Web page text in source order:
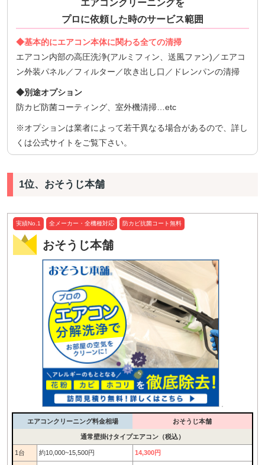
エアコンクリーニングを
プロに依頼した時のサービス範囲
◆基本的にエアコン本体に関わる全ての清掃
エアコン内部の高圧洗浄(アルミフィン、送風ファン)／エアコ
ン外装パネル／フィルター／吹き出し口／ドレンパンの清掃
◆別途オプション
防カビ防菌コーティング、室外機清掃…etc
※オプションは業者によって若干異なる場合があるので、詳し
くは公式サイトをご覧下さい。
1位、おそうじ本舗
実績No.1 全メーカー・全機種対応 防カビ抗菌コート無料
おそうじ本舗
エアコンクリーニング料金相場 おそうじ本舗
通常壁掛けタイプエアコン（税込）
1台 約10,000~15,500円 14,300円